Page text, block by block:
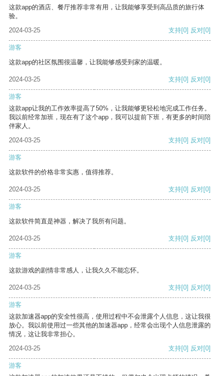
这款app的酒店、餐厅推荐非常有用，让我能够享受到高品质的旅行体
验。
2024-03-25
支持[0] 反对[0]
游客
这款app的社区氛围很温馨，让我能够感受到家的温暖。
2024-03-25 支持[0] 反对[0]
游客
这款app让我的工作效率提高了50%，让我能够更轻松地完成工作任务。
我以前经常加班，现在有了这个app，我可以提前下班，有更多的时间陪
伴家人。
2024-03-25
支持[0] 反对[0]
游客
这款软件的价格非常实惠，值得推荐。
2024-03-25 支持[0] 反对[0]
游客
这款软件简直是神器，解决了我所有问题。
2024-03-25 支持[0] 反对[0]
游客
这款游戏的剧情非常感人，让我久久不能忘怀。
2024-03-25 支持[0] 反对[0]
游客
这款加速器app的安全性很高，使用过程中不会泄露个人信息，这让我很
放心。我以前使用过一些其他的加速器app，经常会出现个人信息泄露的
情况，这让我非常担心。
2024-03-25
支持[0] 反对[0]
游客